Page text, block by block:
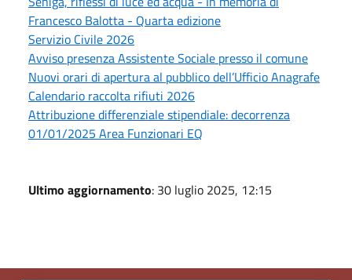
Francesco Balotta - Quarta edizione
Servizio Civile 2026
Avviso presenza Assistente Sociale presso il comune
Nuovi orari di apertura al pubblico dell’Ufficio Anagrafe
Calendario raccolta rifiuti 2026
Attribuzione differenziale stipendiale: decorrenza
01/01/2025 Area Funzionari EQ
Ultimo aggiornamento: 30 luglio 2025, 12:15